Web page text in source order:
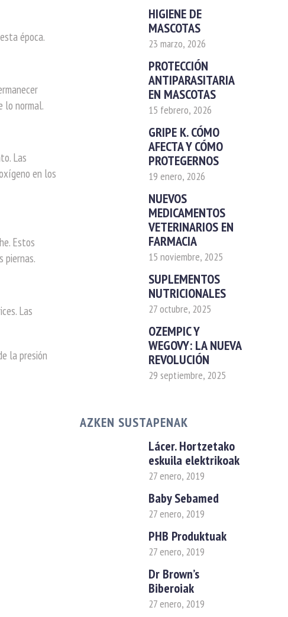
época.
lo normal.
Las
en los
Estos
piernas.
Las
la presión
HIGIENE DE
MASCOTAS
23 marzo, 2026
PROTECCIÓN
ANTIPARASITARIA
EN MASCOTAS
15 febrero, 2026
GRIPE K. CÓMO
AFECTA Y CÓMO
PROTEGERNOS
19 enero, 2026
NUEVOS
MEDICAMENTOS
VETERINARIOS EN
FARMACIA
15 noviembre, 2025
SUPLEMENTOS
NUTRICIONALES
27 octubre, 2025
OZEMPIC Y
WEGOVY: LA NUEVA
REVOLUCIÓN
29 septiembre, 2025
AZKEN SUSTAPENAK
Lácer. Hortzetako
eskuila elektrikoak
27 enero, 2019
Baby Sebamed
27 enero, 2019
PHB Produktuak
27 enero, 2019
Dr Brown’s
Biberoiak
27 enero, 2019